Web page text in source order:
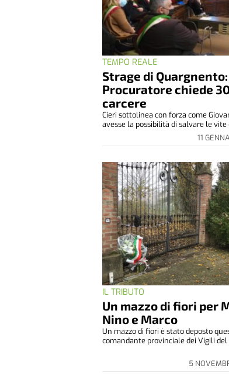
TEMPO REALE
Strage di
Procuratore chiede
carcere
11
Cieri sottolinea con forza come
avesse la possibilità di salvare le vite
IL TRIBUTO
Un mazzo di fiori per
Nino e Marco
5
Un mazzo di fiori è stato deposto
comandante provinciale dei Vigili del